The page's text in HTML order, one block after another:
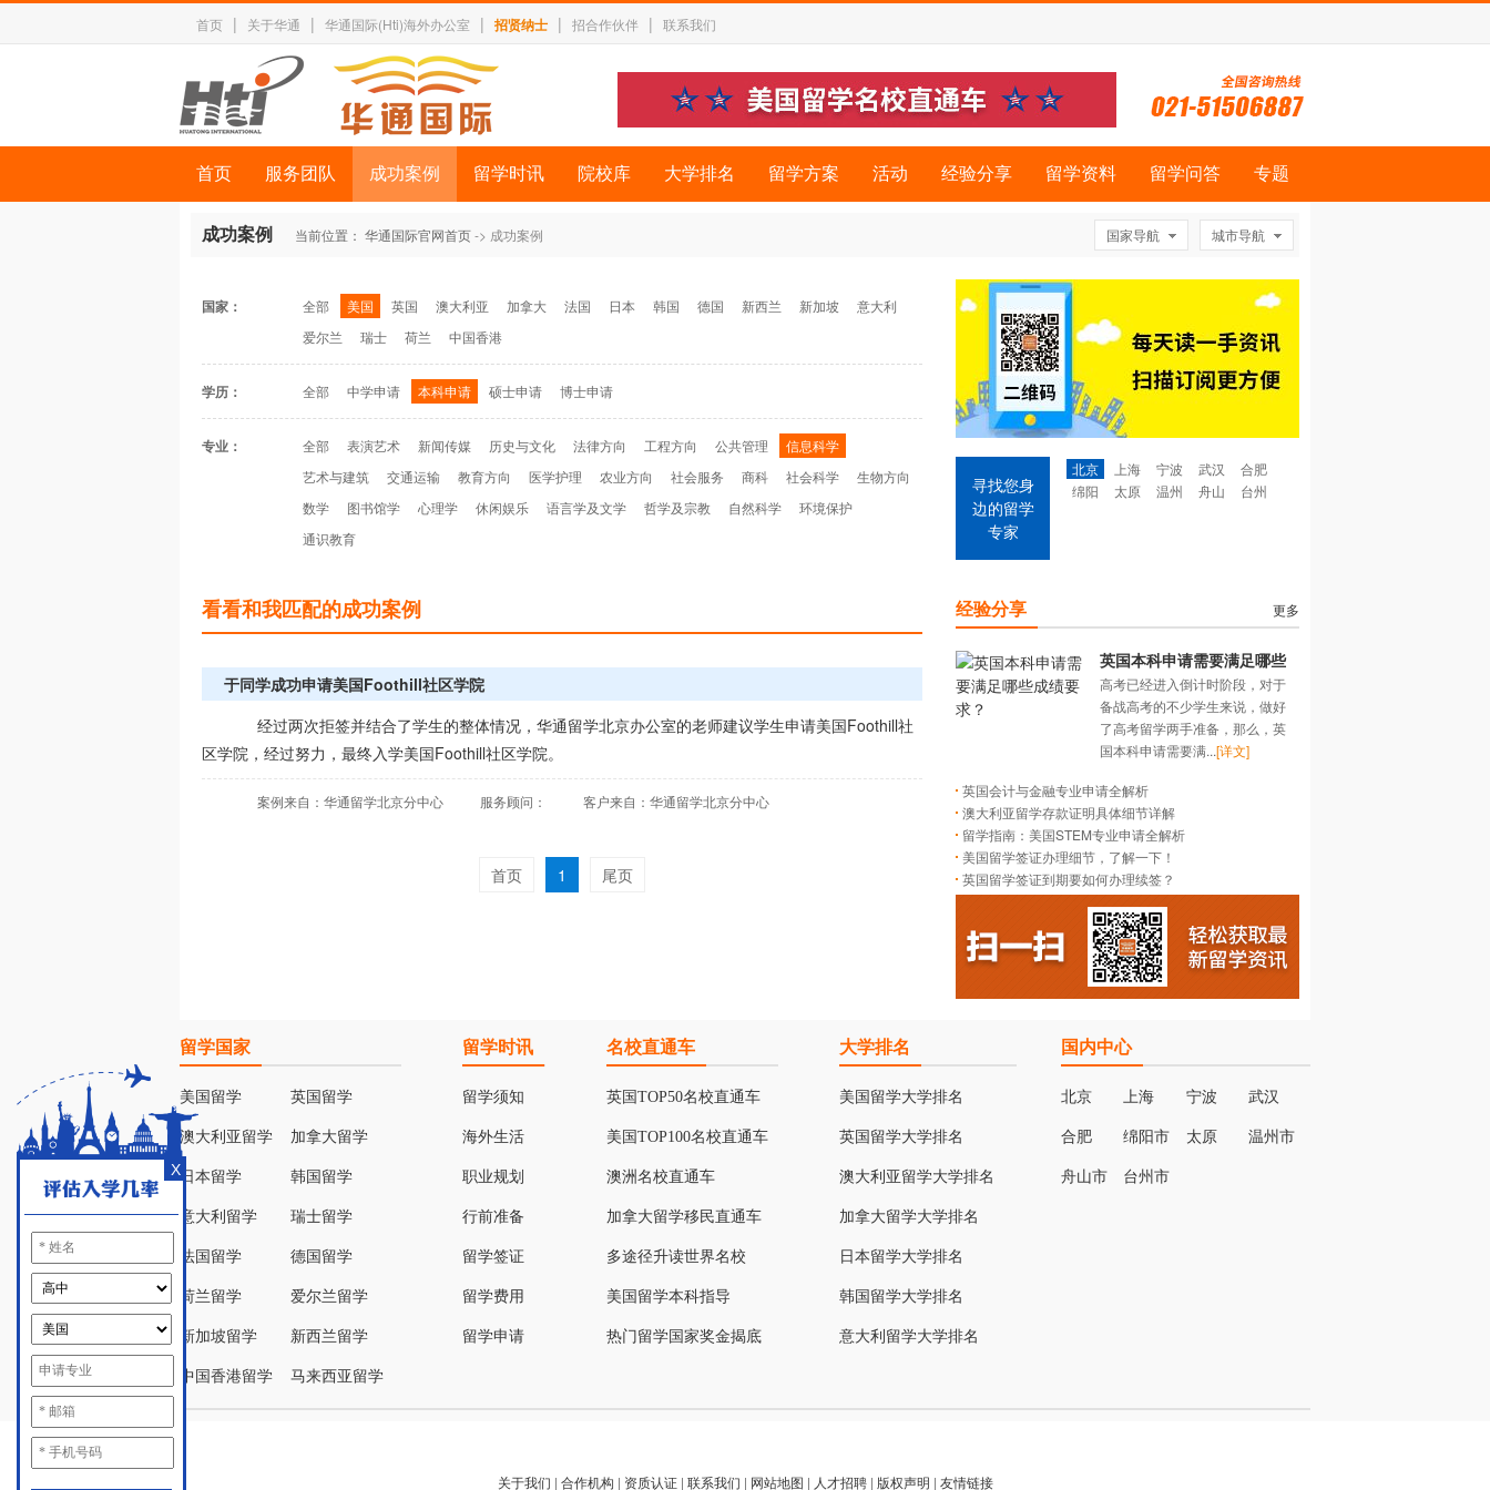
首页 | 关于华通 | 华通国际(Hti)海外办公室 | 招贤纳士 | 招合作伙伴 | 联系我们
首页 服务团队 成功案例 留学时讯 院校库 大学排名 留学方案 活动 经验分享 留学资料 留学问答 专题
成功案例 国家导航 城市导航
当前位置： 华通国际官网首页-> 成功案例
国家： 全部 美国 英国 澳大利亚 加拿大 法国 日本 韩国 德国 新西兰 新加坡
意大利
爱尔兰
瑞士 荷兰 中国香港
学历： 全部 中学申请 本科申请 硕士申请 博士申请
专业： 全部 表演艺术 新闻传媒 历史与文化 法律方向 工程方向 公共管理
信息科学
艺术与建筑
交通运输 教育方向 医学护理 农业方向 社会服务 商科 社会科学
生物方向
数学
图书馆学 心理学 休闲娱乐 语言学及文学 哲学及宗教 自然科学
环境保护
通识教育
看看和我匹配的成功案例
于同学成功申请美国Foothill社区学院
经过两次拒签并结合了学生的整体情况，华通留学北京办公室的老师建议学生申请美国Foothill社
区学院，经过努力，最终入学美国Foothill社区学院。
案例来自：华通留学北京分中心 服务顾问： 客户来自：华通留学北京分中心
首页 1 尾页
寻找您身
边的留学
专家
北京 上海 宁波 武汉
合肥
绵阳
太原 温州 舟山 台州
经验分享 更多
英国本科申请需要满足哪些
成绩要求？
高考已经进入倒计时阶段，对于
备战高考的不少学生来说，做好
了高考留学两手准备，那么，英
国本科申请需要满...[详文]
英国会计与金融专业申请全解析
澳大利亚留学存款证明具体细节详解
留学指南：美国STEM专业申请全解析
美国留学签证办理细节，了解一下！
英国留学签证到期要如何办理续签？
X
留学国家
美国留学 英国留学
澳大利亚留学 加拿大留学
日本留学 韩国留学
意大利留学 瑞士留学
法国留学 德国留学
荷兰留学 爱尔兰留学
新加坡留学 新西兰留学
中国香港留学 马来西亚留学
留学时讯
留学须知
海外生活
职业规划
行前准备
留学签证
留学费用
留学申请
名校直通车
英国TOP50名校直通车
美国TOP100名校直通车
澳洲名校直通车
加拿大留学移民直通车
多途径升读世界名校
美国留学本科指导
热门留学国家奖金揭底
大学排名
美国留学大学排名
英国留学大学排名
澳大利亚留学大学排名
加拿大留学大学排名
日本留学大学排名
韩国留学大学排名
意大利留学大学排名
国内中心
北京 上海 宁波 武汉
合肥 绵阳市 太原 温州市
舟山市 台州市
关于我们 | 合作机构 | 资质认证| 联系我们 | 网站地图 | 人才招聘| 版权声明 | 友情链接